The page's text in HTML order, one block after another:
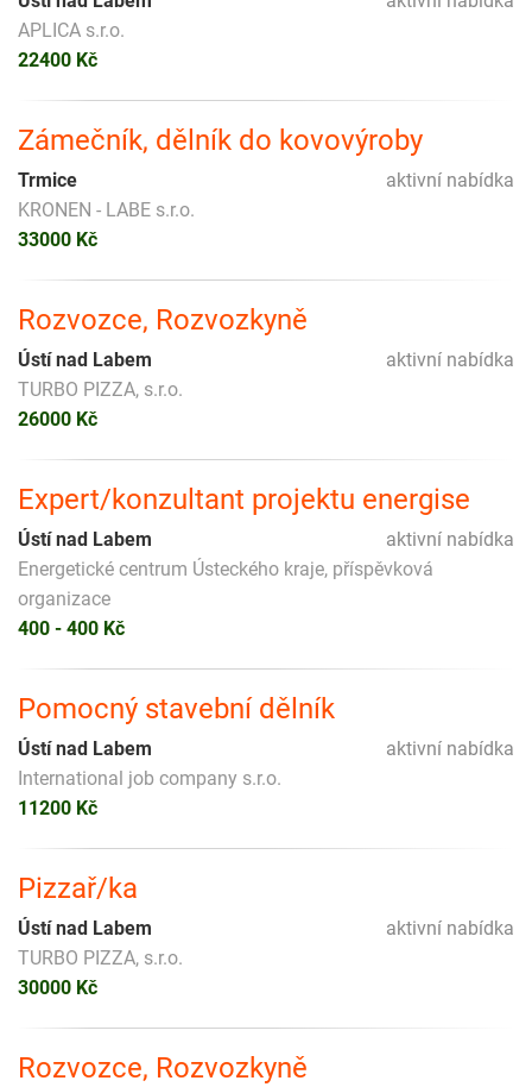
APLICA s.r.o.
22400 Kč
Zámečník, dělník do kovovýroby
aktivní nabídka
Trmice
KRONEN - LABE s.r.o.
33000 Kč
Rozvozce, Rozvozkyně
aktivní nabídka
Ústí nad Labem
TURBO PIZZA, s.r.o.
26000 Kč
Expert/konzultant projektu energise
aktivní nabídka
Ústí nad Labem
Energetické centrum Ústeckého kraje, příspěvková
organizace
400 - 400 Kč
Pomocný stavební dělník
aktivní nabídka
Ústí nad Labem
International job company s.r.o.
11200 Kč
Pizzař/ka
aktivní nabídka
Ústí nad Labem
TURBO PIZZA, s.r.o.
30000 Kč
Rozvozce, Rozvozkyně